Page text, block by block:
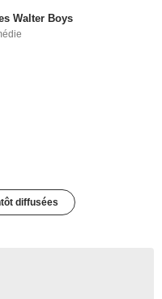
Walter Boys
diffusées